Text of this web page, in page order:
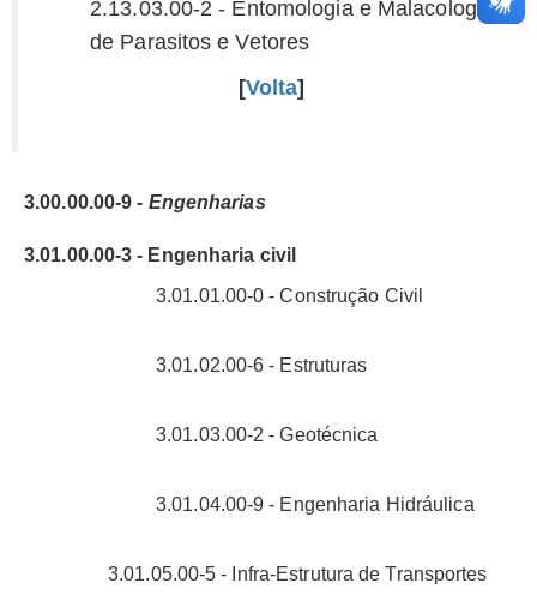
2.13.03.00-2 - Entomologia e Malacologia
de Parasitos e Vetores
[Volta]
3.00.00.00-9 - Engenharias
3.01.00.00-3 - Engenharia civil
3.01.01.00-0 - Construção Civil
3.01.02.00-6 - Estruturas
3.01.03.00-2 - Geotécnica
3.01.04.00-9 - Engenharia Hidráulica
3.01.05.00-5 - Infra-Estrutura de Transportes